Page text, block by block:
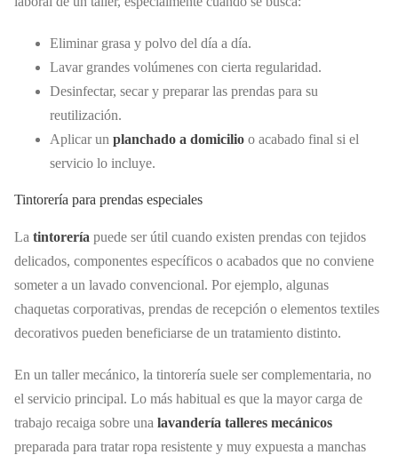
Eliminar grasa y polvo del día a día.
Lavar grandes volúmenes con cierta regularidad.
Desinfectar, secar y preparar las prendas para su
reutilización.
Aplicar un planchado a domicilio o acabado final si el
servicio lo incluye.
Tintorería para prendas especiales
La tintorería puede ser útil cuando existen prendas con tejidos
delicados, componentes específicos o acabados que no conviene
someter a un lavado convencional. Por ejemplo, algunas
chaquetas corporativas, prendas de recepción o elementos textiles
decorativos pueden beneficiarse de un tratamiento distinto.
En un taller mecánico, la tintorería suele ser complementaria, no
el servicio principal. Lo más habitual es que la mayor carga de
trabajo recaiga sobre una lavandería talleres mecánicos
preparada para tratar ropa resistente y muy expuesta a manchas